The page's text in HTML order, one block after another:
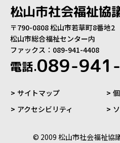
松山市社会福祉協
〒790-0808 松山市若草町8番地2
松山市総合福祉センター内
ファックス：089-941-4408
電話.089-
サイトマップ
アクセシビリティ
© 2009 松山市社会福祉協